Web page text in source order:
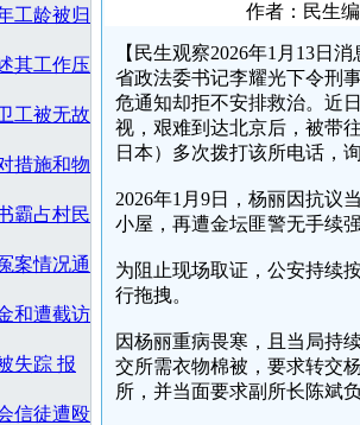
工龄被归
其工作压
工被无故
措施和物
霸占村民
案情况通
和遭截访
失踪 报
信徒遭殴
作者：民生
【民生观察2026年1月13日
省政法委书记李耀光下令刑
危通知却拒不安排救治。近
视，艰难到达北京后，被带
日本）多次拨打该所电话，
2026年1月9日，杨丽因抗议
小屋，再遭金坛匪警无手续
为阻止现场取证，公安持续
行拖拽。
因杨丽重病畏寒，且当局持
交所需衣物棉被，要求转交
所，并当面要求副所长陈斌